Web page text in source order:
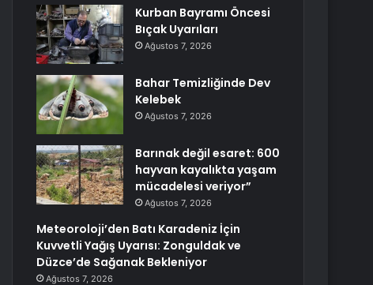
Kurban Bayramı Öncesi
Bıçak Uyarıları
Ağustos 7, 2026
Bahar Temizliğinde Dev
Kelebek
Ağustos 7, 2026
Barınak değil esaret: 600
hayvan kayalıkta yaşam
mücadelesi veriyor”
Ağustos 7, 2026
Meteoroloji’den Batı Karadeniz İçin
Kuvvetli Yağış Uyarısı: Zonguldak ve
Düzce’de Sağanak Bekleniyor
Ağustos 7, 2026